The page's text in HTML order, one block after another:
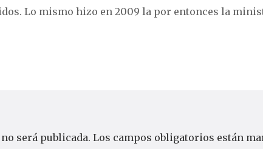
Lo mismo hizo en 2009 la por entonces la
será publicada. Los campos obligatorios están